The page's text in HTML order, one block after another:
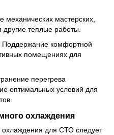
механических мастерских,
другие теплые работы.
Поддержание комфортной
помещениях для
перегрева
оптимальных условий для
охлаждения
для СТО следует